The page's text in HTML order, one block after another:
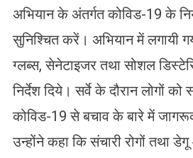
अभियान के अंतर्गत कोविड-19 के
सुनिश्चित करें। अभियान में लगायी
ग्लब्स, सेनेटाइजर तथा सोशल
निर्देश दिये। सर्वे के दौरान लोगों को
कोविड-19 से बचाव के बारे में
उन्होंने कहा कि संचारी रोगों तथा